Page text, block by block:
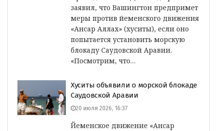
заявил, что Вашингтон предпримет
меры против йеменского движения
«Ансар Аллах» (хуситы), если оно
попытается установить морскую
блокаду Саудовской Аравии.
«Посмотрим, что…
Хуситы объявили о морской блокаде
Саудовской Аравии
20 июля 2026, 16:37
Йеменское движение «Ансар